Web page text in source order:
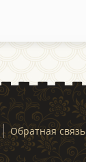
Обратная связь